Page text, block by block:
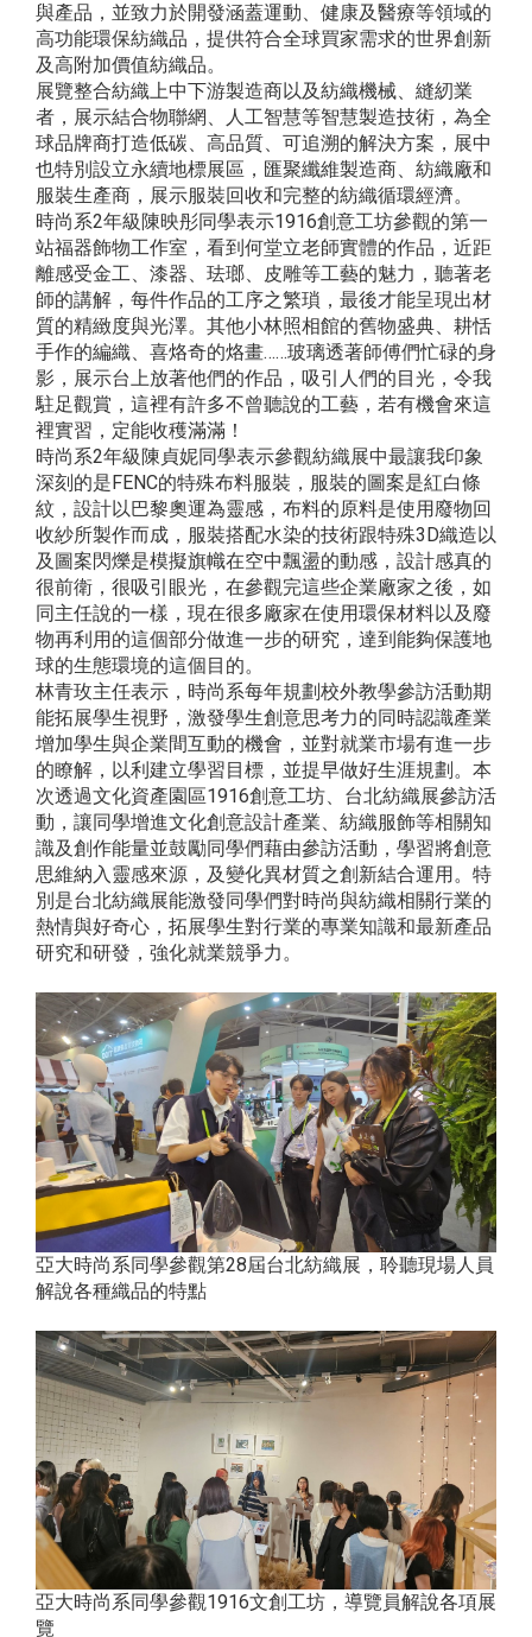
與產品，並致力於開發涵蓋運動、健康及醫療等領域的
高功能環保紡織品，提供符合全球買家需求的世界創新
及高附加價值紡織品。
展覽整合紡織上中下游製造商以及紡織機械、縫紉業
者，展示結合物聯網、人工智慧等智慧製造技術，為全
球品牌商打造低碳、高品質、可追溯的解決方案，展中
也特別設立永續地標展區，匯聚纖維製造商、紡織廠和
服裝生產商，展示服裝回收和完整的紡織循環經濟。
時尚系2年級陳映彤同學表示1916創意工坊參觀的第一
站福器飾物工作室，看到何堂立老師實體的作品，近距
離感受金工、漆器、珐瑯、皮雕等工藝的魅力，聽著老
師的講解，每件作品的工序之繁瑣，最後才能呈現出材
質的精緻度與光澤。其他小林照相館的舊物盛典、耕恬
手作的編織、喜烙奇的烙畫……玻璃透著師傅們忙碌的身
影，展示台上放著他們的作品，吸引人們的目光，令我
駐足觀賞，這裡有許多不曾聽說的工藝，若有機會來這
裡實習，定能收穫滿滿！
時尚系2年級陳貞妮同學表示參觀紡織展中最讓我印象
深刻的是FENC的特殊布料服裝，服裝的圖案是紅白條
紋，設計以巴黎奧運為靈感，布料的原料是使用廢物回
收紗所製作而成，服裝搭配水染的技術跟特殊3D織造以
及圖案閃爍是模擬旗幟在空中飄盪的動感，設計感真的
很前衛，很吸引眼光，在參觀完這些企業廠家之後，如
同主任說的一樣，現在很多廠家在使用環保材料以及廢
物再利用的這個部分做進一步的研究，達到能夠保護地
球的生態環境的這個目的。
林青玫主任表示，時尚系每年規劃校外教學參訪活動期
能拓展學生視野，激發學生創意思考力的同時認識產業
增加學生與企業間互動的機會，並對就業市場有進一步
的瞭解，以利建立學習目標，並提早做好生涯規劃。本
次透過文化資產園區1916創意工坊、台北紡織展參訪活
動，讓同學增進文化創意設計產業、紡織服飾等相關知
識及創作能量並鼓勵同學們藉由參訪活動，學習將創意
思維納入靈感來源，及變化異材質之創新結合運用。特
別是台北紡織展能激發同學們對時尚與紡織相關行業的
熱情與好奇心，拓展學生對行業的專業知識和最新產品
研究和研發，強化就業競爭力。
亞大時尚系同學參觀第28屆台北紡織展，聆聽現場人員
解說各種織品的特點
亞大時尚系同學參觀1916文創工坊，導覽員解說各項展
覽